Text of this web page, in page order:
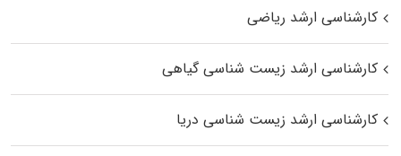
کارشناسی ارشد ریاضی
کارشناسی ارشد زیست‌ شناسی گیاهی
کارشناسی ارشد زیست‌ شناسی دریا